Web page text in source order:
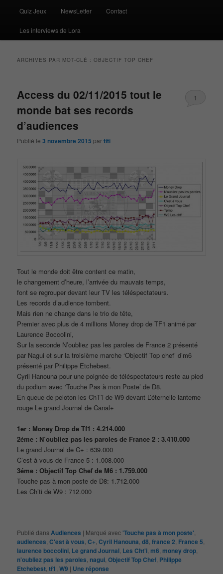
Quiz Jeux NewsLetter Contact
Les interviews de Lora
ARCHIVES PAR MOT-CLÉ :OBJECTIF TOP CHEF
Access du 02/11/2015 tout le
monde bat ses records
d’audiences
Publié le3 novembre 2015 partiti
1
Tout le monde doit être content ce matin,
le changement d’heure, l’arrivée du mauvais temps,
font se regrouper devant leur TV les téléspectateurs.
Les records d’audience tombent.
Mais rien ne change dans le trio de tête,
Premier avec plus de 4 millions Money drop de TF1 animé par
Laurence Boccolini,
Sur la seconde N’oubliez pas les paroles de France 2 présenté
par Nagui et sur la troisième marche ‘Objectif Top chef’ d’m6
présenté par Philippe Etchebest.
Cyril Hanouna pour une poignée de téléspectateurs reste au pied
du podium avec ‘Touche Pas à mon Poste’ de D8.
En queue de peloton les ChT’i de W9 devant L’éternelle lanterne
rouge Le grand Journal de Canal+
1er : Money Drop de Tf1 : 4.214.000
2éme : N’oubliez pas les paroles de France 2 : 3.410.000
Le grand Journal de C+ : 639.000
C’est à vous de France 5 : 1.008.000
3éme : Objectif Top Chef de M6 : 1.759.000
Touche pas à mon poste de D8: 1.712.000
Les Ch’ti de W9 : 712.000
Publié dansAudiences | Marqué avec'Touche pas à mon poste'
audiences ,C'est à vous ,C+ ,Cyril Hanouna ,d8 ,france 2 France 5
laurence boccolini Le grand Journal Les Cht'i ,m6 ,money drop
n'oubliez pas les paroles nagui ,Objectif Top Chef Philippe
Etchebest ,tf1 ,W9 | Une réponse